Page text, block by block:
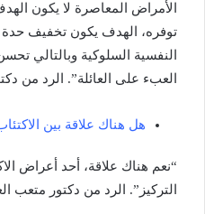
الأمراض المعاصرة لا يكون
توفره، الهدف يكون تخفيف حدة
النفسية السلوكية وبالتالي
العبء على العائلة”. الرد من
هل هناك علاقة بين
“نعم هناك علاقة، أحد أعراض
التركيز”. الرد من دكتور متعب